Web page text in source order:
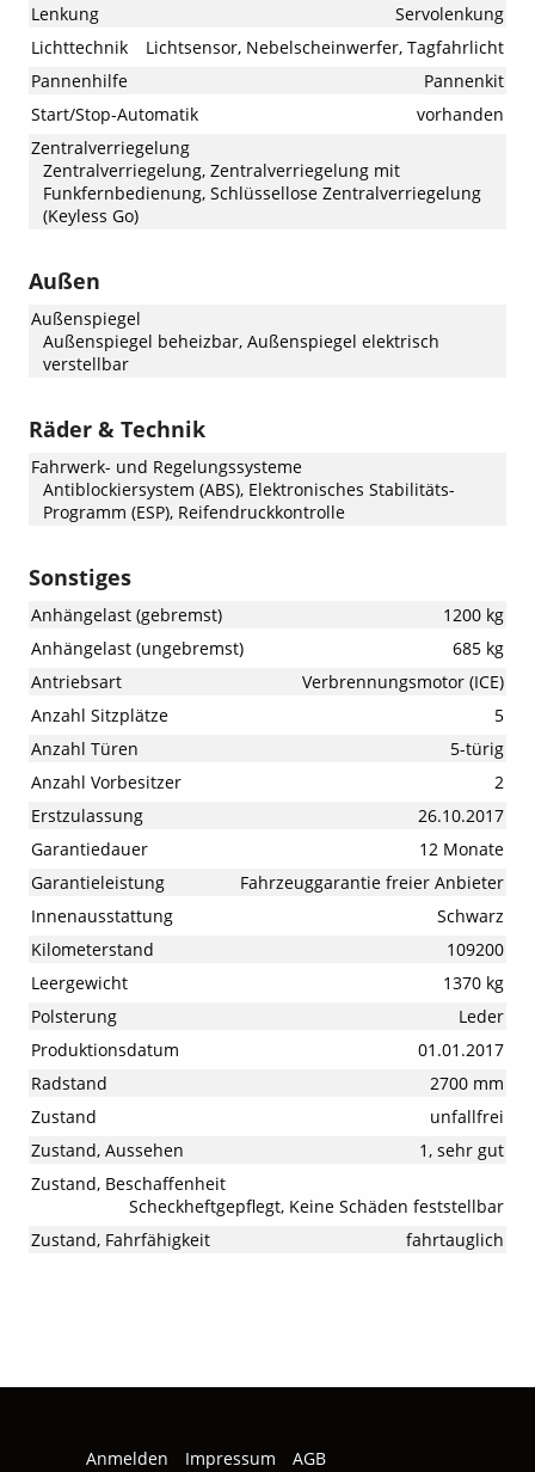
Lenkung
Servolenkung
Lichttechnik
Lichtsensor, Nebelscheinwerfer, Tagfahrlicht
Pannenhilfe
Pannenkit
Start/Stop-Automatik
vorhanden
Zentralverriegelung
Zentralverriegelung, Zentralverriegelung mit
Funkfernbedienung, Schlüssellose Zentralverriegelung
(Keyless Go)
Außen
Außenspiegel
Außenspiegel beheizbar, Außenspiegel elektrisch
verstellbar
Räder & Technik
Fahrwerk- und Regelungssysteme
Antiblockiersystem (ABS), Elektronisches Stabilitäts-
Programm (ESP), Reifendruckkontrolle
Sonstiges
Anhängelast (gebremst)
1200 kg
Anhängelast (ungebremst)
685 kg
Antriebsart
Verbrennungsmotor (ICE)
Anzahl Sitzplätze
5
Anzahl Türen
5-türig
Anzahl Vorbesitzer
2
Erstzulassung
26.10.2017
Garantiedauer
12 Monate
Garantieleistung
Fahrzeuggarantie freier Anbieter
Innenausstattung
Schwarz
Kilometerstand
109200
Leergewicht
1370 kg
Polsterung
Leder
Produktionsdatum
01.01.2017
Radstand
2700 mm
Zustand
unfallfrei
Zustand, Aussehen
1, sehr gut
Zustand, Beschaffenheit
Scheckheftgepflegt, Keine Schäden feststellbar
Zustand, Fahrfähigkeit
fahrtauglich
Anmelden Impressum AGB